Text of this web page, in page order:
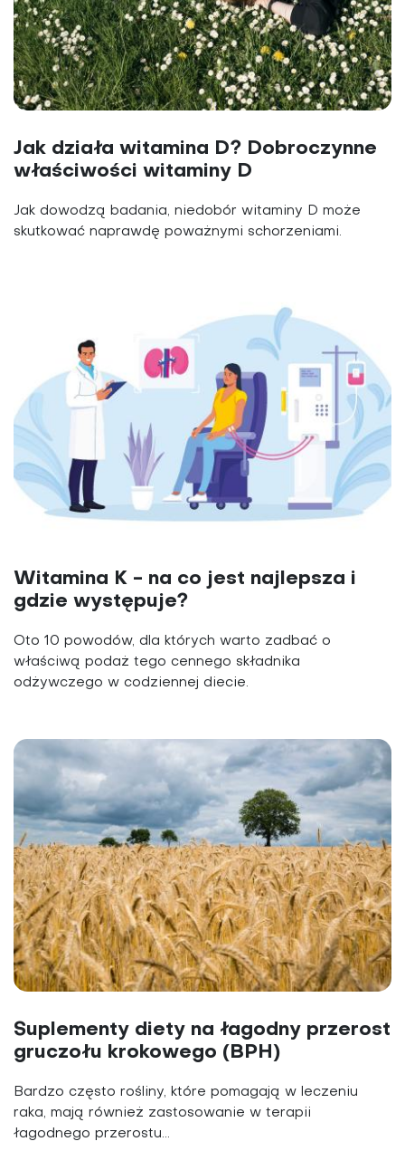
Jak działa witamina D? Dobroczynne
właściwości witaminy D
Jak dowodzą badania, niedobór witaminy D może
skutkować naprawdę poważnymi schorzeniami.
Witamina K - na co jest najlepsza i
gdzie występuje?
Oto 10 powodów, dla których warto zadbać o
właściwą podaż tego cennego składnika
odżywczego w codziennej diecie.
Suplementy diety na łagodny przerost
gruczołu krokowego (BPH)
Bardzo często rośliny, które pomagają w leczeniu
raka, mają również zastosowanie w terapii
łagodnego przerostu...